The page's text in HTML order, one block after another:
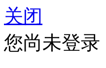
关闭
您尚未登录